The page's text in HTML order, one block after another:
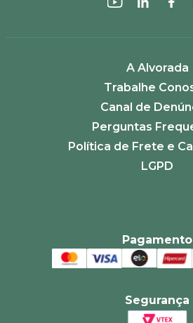
A Alvorada
Trabalhe
Canal de
Perguntas
Política de Frete e
LGPD
Pagamento
Segurança